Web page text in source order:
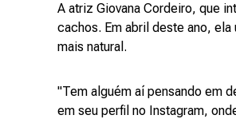
A atriz Giovana Cordeiro, que
cachos. Em abril deste ano,
mais natural.
"Tem alguém aí pensando em
em seu perfil no Instagram,